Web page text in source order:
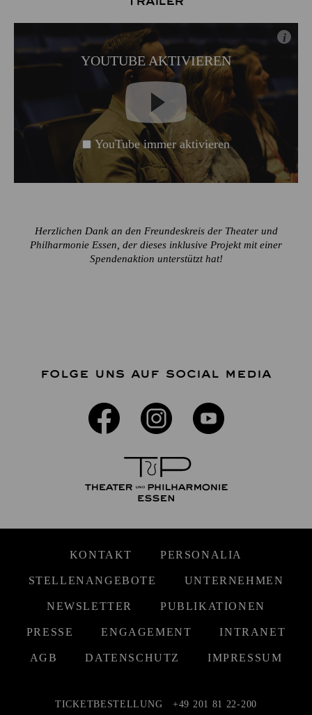
YOUTUBE AKTIVIEREN
i
YouTube immer aktivieren
Herzlichen Dank an den Freundeskreis der Theater und
Philharmonie Essen, der dieses inklusive Projekt mit einer
Spendenaktion unterstützt hat!
FOLGE UNS AUF SOCIAL MEDIA
KONTAKT PERSONALIA
STELLENANGEBOTE UNTERNEHMEN
NEWSLETTER PUBLIKATIONEN
PRESSE ENGAGEMENT INTRANET
AGB DATENSCHUTZ IMPRESSUM
TICKETBESTELLUNG +49 201 81 22-200